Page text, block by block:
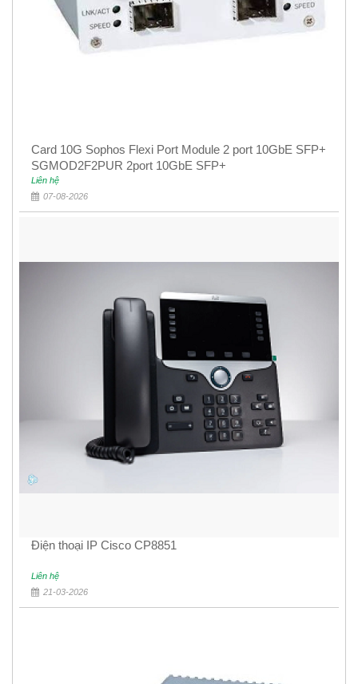
Card 10G Sophos Flexi Port Module 2 port 10GbE SFP+
SGMOD2F2PUR 2port 10GbE SFP+
Liên hệ
07-08-2026
Điện thoại IP Cisco CP8851
Liên hệ
21-03-2026